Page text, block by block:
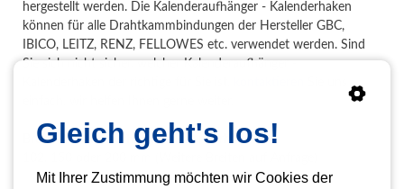
hergestellt werden. Die Kalenderaufhänger - Kalenderhaken
können für alle Drahtkammbindungen der Hersteller GBC,
IBICO, LEITZ, RENZ, FELLOWES etc. verwendet werden. Sind
Sie sich nicht sicher, welcher Kalenderaufhänger -
Breite Kalenderaufhänger - Kalenderhaken
Gleich geht's los!
Mit Ihrer Zustimmung möchten wir Cookies der